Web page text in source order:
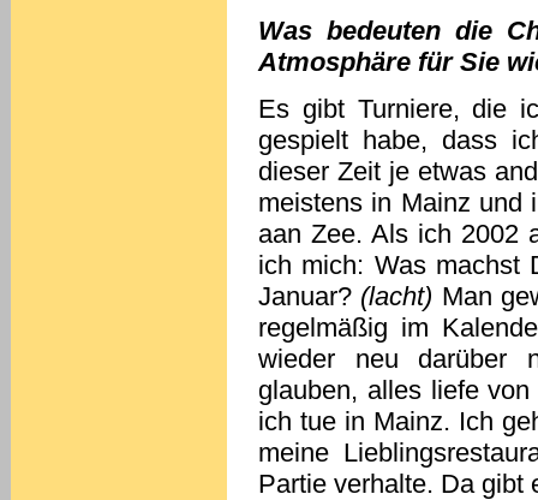
Was bedeuten die
Atmosphäre für Sie
Es gibt Turniere, die
gespielt habe, dass
dieser Zeit je etwas
meistens in Mainz und
aan Zee. Als ich 2002
ich mich: Was machst
Januar? (lacht) Man
regelmäßig im
wieder neu darüber
glauben, alles liefe
ich tue in Mainz. Ich
meine
Partie verhalte. Da gibt